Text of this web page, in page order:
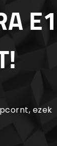
E1
ezek